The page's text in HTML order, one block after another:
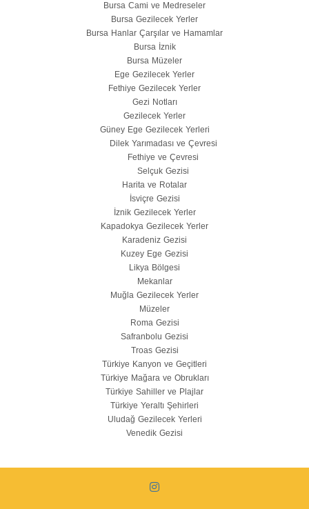
Bursa Cami ve Medreseler
Bursa Gezilecek Yerler
Bursa Hanlar Çarşılar ve Hamamlar
Bursa İznik
Bursa Müzeler
Ege Gezilecek Yerler
Fethiye Gezilecek Yerler
Gezi Notları
Gezilecek Yerler
Güney Ege Gezilecek Yerleri
Dilek Yarımadası ve Çevresi
Fethiye ve Çevresi
Selçuk Gezisi
Harita ve Rotalar
İsviçre Gezisi
İznik Gezilecek Yerler
Kapadokya Gezilecek Yerler
Karadeniz Gezisi
Kuzey Ege Gezisi
Likya Bölgesi
Mekanlar
Muğla Gezilecek Yerler
Müzeler
Roma Gezisi
Safranbolu Gezisi
Troas Gezisi
Türkiye Kanyon ve Geçitleri
Türkiye Mağara ve Obrukları
Türkiye Sahiller ve Plajlar
Türkiye Yeraltı Şehirleri
Uludağ Gezilecek Yerleri
Venedik Gezisi